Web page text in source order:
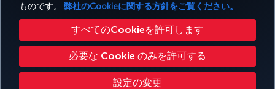
ものです。
弊社のCookieに関する方針をご覧ください。
すべてのCookieを許可します
必要な Cookie のみを許可する
設定の変更
プライバシーポリシーおよびCookieポリシー
Cookie 設定の変更 US DOT（米国運輸省）カスタマーサービスプラン
EU データ主体の権利
Turkish Airlines Copyright © 1996 - 2026